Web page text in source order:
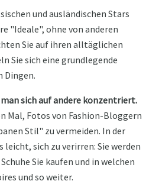
und ausländischen Stars
"Ideale", ohne von anderen
Sie auf ihren alltäglichen
Sie sich eine grundlegende
Dingen.
sich auf andere konzentriert.
Mal, Fotos von Fashion-Bloggern
Stil" zu vermeiden. In der
sich zu verirren: Sie werden
Sie kaufen und in welchen
und so weiter.